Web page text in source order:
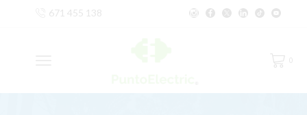
671 455 138
0